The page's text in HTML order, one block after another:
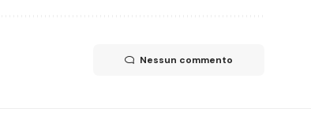
Nessun commento